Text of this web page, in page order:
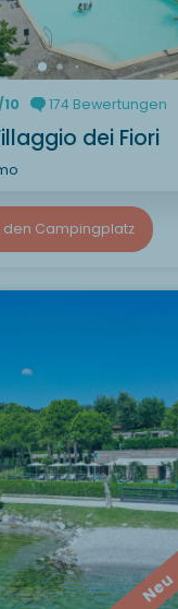
10 174 Bewertungen
dei Fiori
den Campingplatz
Neu